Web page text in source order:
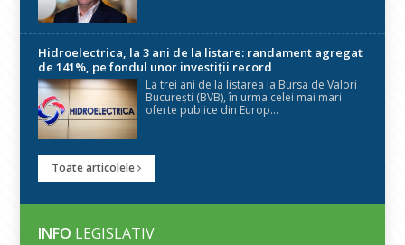
Hidroelectrica, la 3 ani de la listare: randament agregat
de 141%, pe fondul unor investiții record
La trei ani de la listarea la Bursa de Valori
București (BVB), în urma celei mai mari
oferte publice din Europ...
Toate articolele
INFO LEGISLATIV